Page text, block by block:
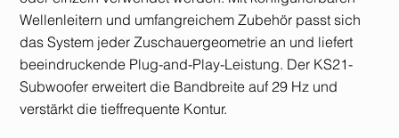
Wellenleitern und umfangreichem Zubehör passt sich
das System jeder Zuschauergeometrie an und liefert
beeindruckende Plug-and-Play-Leistung. Der KS21-
Subwoofer erweitert die Bandbreite auf 29 Hz und
verstärkt die tieffrequente Kontur.